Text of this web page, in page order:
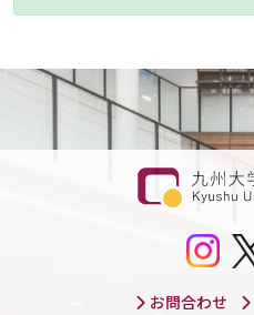
お問合わせ